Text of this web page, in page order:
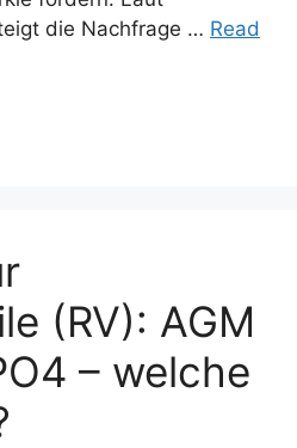
die Nachfrage … Read
(RV): AGM
– welche